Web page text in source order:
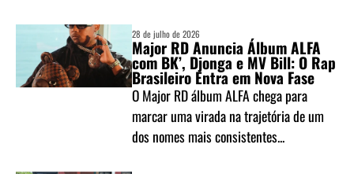
28 de julho de 2026
Major RD Anuncia Álbum ALFA
com BK’, Djonga e MV Bill: O Rap
Brasileiro Entra em Nova Fase
O Major RD álbum ALFA chega para
marcar uma virada na trajetória de um
dos nomes mais consistentes...